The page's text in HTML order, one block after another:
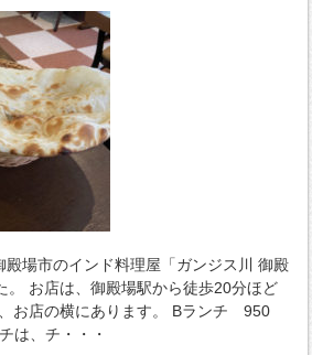
殿場市のインド料理屋「ガンジス川 御殿
。 お店は、御殿場駅から徒歩20分ほど
お店の横にあります。 Bランチ 950
は、チ・・・